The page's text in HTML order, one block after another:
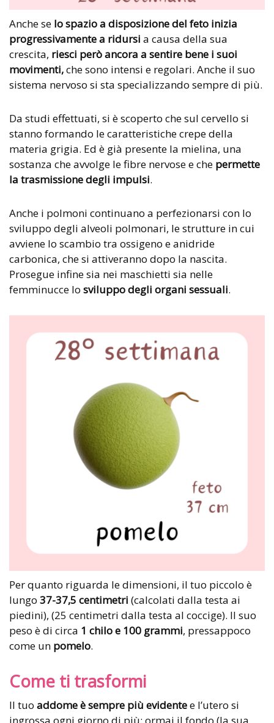
Anche se lo spazio a disposizione del feto inizia
progressivamente a ridursi a causa della sua
crescita, riesci però ancora a sentire bene i suoi
movimenti,che sono intensi e regolari. Anche il suo
sistema nervoso si sta specializzando sempre di più.
Da studi effettuati, si è scoperto che sul cervello si
stanno formando le caratteristiche crepe della
materia grigia. Ed è già presente la mielina, una
sostanza che avvolge le fibre nervose e che permette
la trasmissione degli impulsi.
Anche i polmoni continuano a perfezionarsi con lo
sviluppo degli alveoli polmonari, le strutture in cui
avviene lo scambio tra ossigeno e anidride
carbonica, che si attiveranno dopo la nascita.
Prosegue infine sia nei maschietti sia nelle
femminucce lo sviluppo degli organi sessuali.
Per quanto riguarda le dimensioni, il tuo piccolo è
lungo 37-37,5 centimetri (calcolati dalla testa ai
piedini), (25 centimetri dalla testa al coccige). Il suo
peso è di circa 1 chilo e 100 grammi, pressappoco
come un pomelo.
Come ti trasformi
Il tuo addome è sempre più evidentee l’utero si